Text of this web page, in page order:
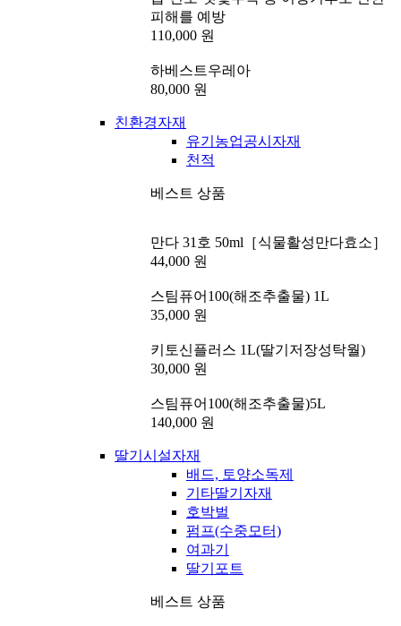
피해를 예방
110,000 원
하베스트우레아
80,000 원
친환경자재
유기농업공시자재
천적
베스트 상품
만다 31호 50ml［식물활성만다효소］
44,000 원
스팀퓨어100(해조추출물) 1L
35,000 원
키토신플러스 1L(딸기저장성탁월)
30,000 원
스팀퓨어100(해조추출물)5L
140,000 원
딸기시설자재
배드, 토양소독제
기타딸기자재
호박벌
펌프(수중모터)
여과기
딸기포트
베스트 상품